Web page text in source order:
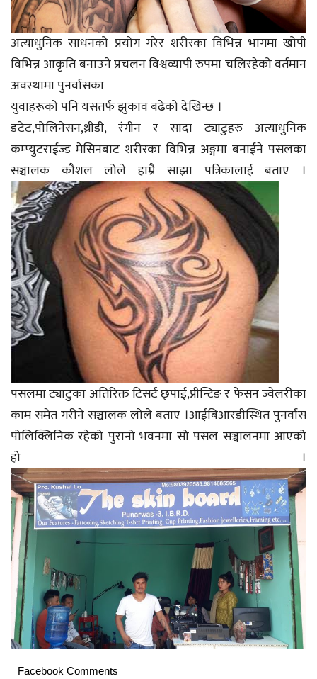
अत्याधुनिक साधनको प्रयोग गरेर शरीरका विभिन्न भागमा खोपी
विभिन्न आकृति बनाउने प्रचलन विश्वव्यापी रुपमा चलिरहेको वर्तमान
अवस्थामा पुनर्वासका
युवाहरूको पनि यसतर्फ झुकाव बढेको देखिन्छ ।
डटेट,पोलिनेसन,थ्रीडी, रंगीन र सादा ट्याटुहरु अत्याधुनिक
कम्प्युटराईज्ड मेसिनबाट शरीरका विभिन्न अङ्गमा बनाईने पसलका
सञ्चालक कौशल लोले हाम्रै साझा पत्रिकालाई बताए ।
पसलमा ट्याटुका अतिरिक्त टिसर्ट छ्पाई,प्रीन्टिङ र फेसन ज्वेलरीका
काम समेत गरीने सञ्चालक लोले बताए ।आईबिआरडीस्थित पुनर्वास
पोलिक्लिनिक रहेको पुरानो भवनमा सो पसल सञ्चालनमा आएको
हो ।
Facebook Comments